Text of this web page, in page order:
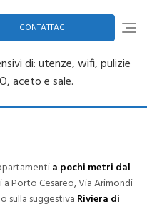
CONTATTACI
di: utenze, wifi, pulizie
aceto e sale.
a pochi metri dal
Porto Cesareo, Via Arimondi
sulla suggestiva Riviera di